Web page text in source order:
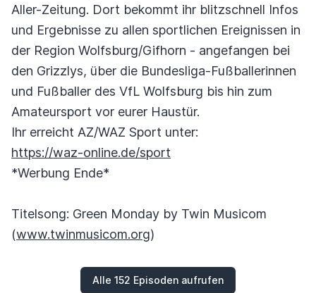
Aller-Zeitung. Dort bekommt ihr blitzschnell Infos
und Ergebnisse zu allen sportlichen Ereignissen in
der Region Wolfsburg/Gifhorn - angefangen bei
den Grizzlys, über die Bundesliga-Fußballerinnen
und Fußballer des VfL Wolfsburg bis hin zum
Amateursport vor eurer Haustür.
Ihr erreicht AZ/WAZ Sport unter:
https://waz-online.de/sport
*Werbung Ende*
Titelsong: Green Monday by Twin Musicom
(www.twinmusicom.org)
Alle 152 Episoden aufrufen